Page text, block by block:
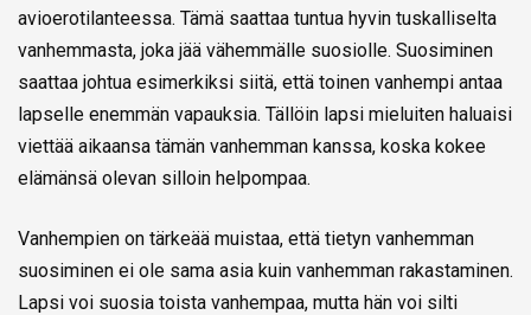
avioerotilanteessa. Tämä saattaa tuntua hyvin tuskalliselta
vanhemmasta, joka jää vähemmälle suosiolle. Suosiminen
saattaa johtua esimerkiksi siitä, että toinen vanhempi antaa
lapselle enemmän vapauksia. Tällöin lapsi mieluiten haluaisi
viettää aikaansa tämän vanhemman kanssa, koska kokee
elämänsä olevan silloin helpompaa.
Vanhempien on tärkeää muistaa, että tietyn vanhemman
suosiminen ei ole sama asia kuin vanhemman rakastaminen.
Lapsi voi suosia toista vanhempaa, mutta hän voi silti